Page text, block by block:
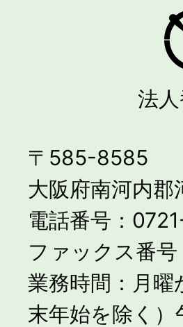
法
〒585-8585
大阪府南河内
電話番号：
ファックス番
業務時間：月曜
末年始を除く